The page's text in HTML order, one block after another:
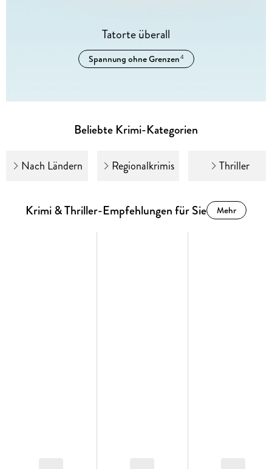
Tatorte überall
Spannung ohne Grenzen4
Beliebte Krimi-Kategorien
Nach Ländern Regionalkrimis Thriller
Krimi & Thriller-Empfehlungen für Sie Mehr